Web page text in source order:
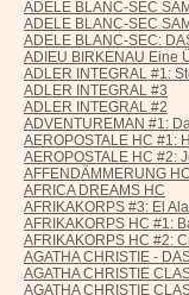
ADELE BLANC-SEC
ADELE BLANC-SEC
ADELE BLANC-SEC:
ADIEU BIRKENAU Eine
ADLER INTEGRAL #1:
ADLER INTEGRAL #3
ADLER INTEGRAL #2
ADVENTUREMAN #1:
AEROPOSTALE HC #1:
AEROPOSTALE HC #2:
AFFENDÄMMERUNG HC
AFRICA DREAMS HC
AFRIKAKORPS #3: El
AFRIKAKORPS HC #1:
AFRIKAKORPS HC #2:
AGATHA CHRISTIE -
AGATHA CHRISTIE
AGATHA CHRISTIE